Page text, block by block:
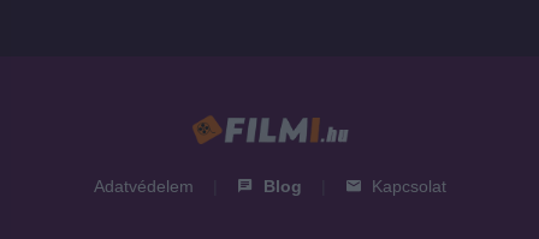
Adatvédelem Blog Kapcsolat